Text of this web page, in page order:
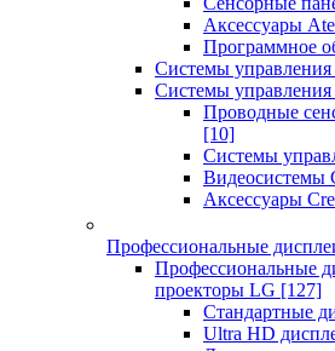
Аксессуары
Программное
Системы управления
Системы управления
Проводные
[10]
Системы
Видеосистемы
Аксессуары
Профессиональные
Профессиональные
проекторы LG [127]
Стандартные
Ultra HD